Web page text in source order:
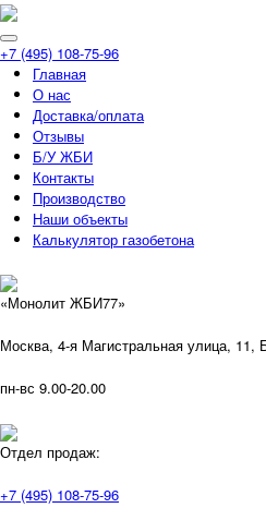
+7 (495) 108-75-96
Главная
О нас
Доставка/оплата
Отзывы
Б/У ЖБИ
Контакты
Производство
Наши объекты
Калькулятор газобетона
«Монолит ЖБИ77»
Москва, 4-я Магистральная улица, 11,
пн-вс 9.00-20.00
Отдел продаж:
+7 (495) 108-75-96